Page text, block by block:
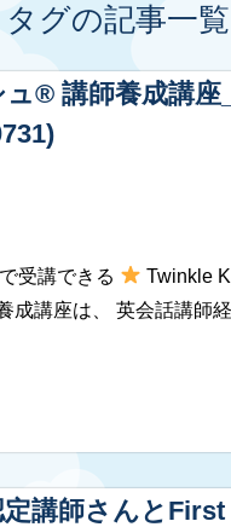
タグの記事一覧
® 講師養成講座
受講できる
Twinkle
成講座は、 英会話講師
定講師さんと